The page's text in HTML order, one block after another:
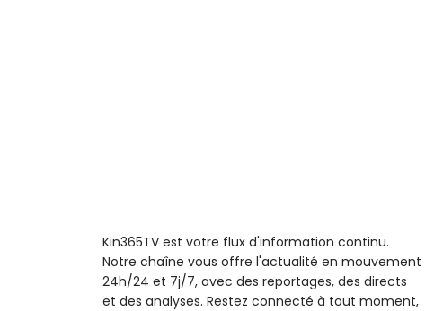
Kin365TV est votre flux d'information continu.
Notre chaîne vous offre l'actualité en mouvement
24h/24 et 7j/7, avec des reportages, des directs
et des analyses. Restez connecté à tout moment,